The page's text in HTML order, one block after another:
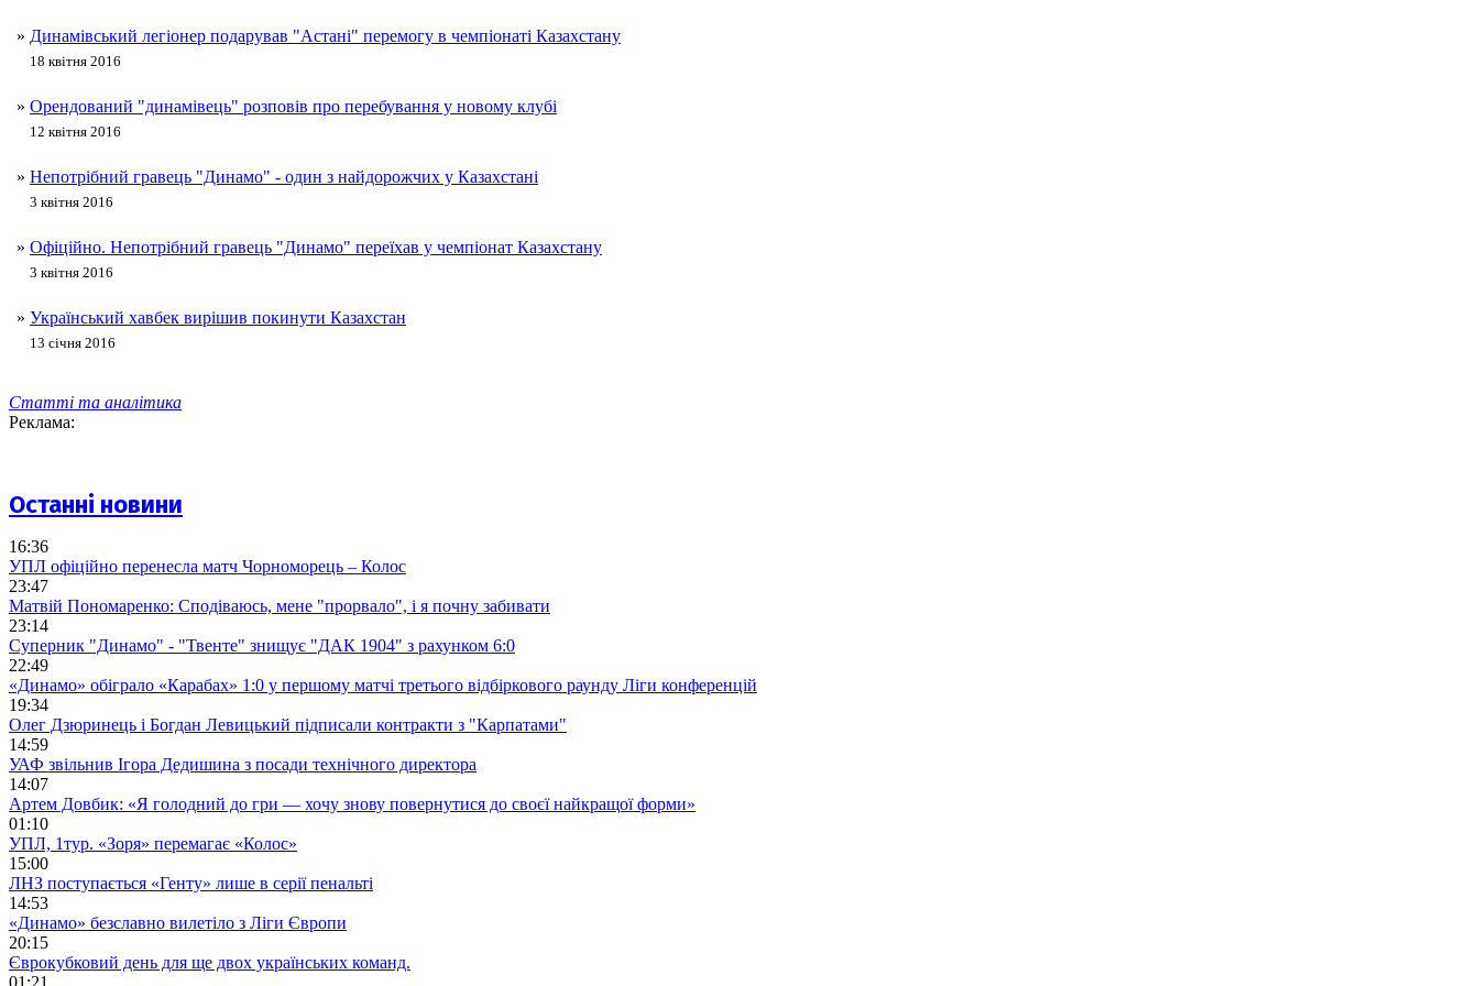
» Динамівський легіонер подарував "Астані" перемогу в чемпіонаті Казахстану
18 квітня 2016
» Орендований "динамівець" розповів про перебування у новому клубі
12 квітня 2016
» Непотрібний гравець "Динамо" - один з найдорожчих у Казахстані
3 квітня 2016
» Офіційно. Непотрібний гравець "Динамо" переїхав у чемпіонат Казахстану
3 квітня 2016
» Український хавбек вирішив покинути Казахстан
13 січня 2016
Статті та аналітика
Реклама:
Останні новини
16:36
УПЛ офіційно перенесла матч Чорноморець – Колос
23:47
Матвій Пономаренко: Сподіваюсь, мене "прорвало", і я почну забивати
23:14
Суперник "Динамо" - "Твенте" знищує "ДАК 1904" з рахунком 6:0
22:49
«Динамо» обіграло «Карабах» 1:0 у першому матчі третього відбіркового раунду Ліги конференцій
19:34
Олег Дзюринець і Богдан Левицький підписали контракти з "Карпатами"
14:59
УАФ звільнив Ігора Дедишина з посади технічного директора
14:07
Артем Довбик: «Я голодний до гри — хочу знову повернутися до своєї найкращої форми»
01:10
УПЛ, 1тур. «Зоря» перемагає «Колос»
15:00
ЛНЗ поступається «Генту» лише в серії пенальті
14:53
«Динамо» безславно вилетіло з Ліги Європи
20:15
Єврокубковий день для ще двох українських команд.
01:21